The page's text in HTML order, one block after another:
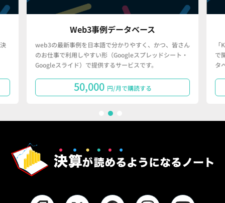
Web3事例データベース
web3の最新事例を日本語で分かりやすく、かつ、皆さん
のお仕事で利用しやすい形（Googleスプレッドシート・
Googleスライド）で提供するサービスです。
50,000 円/月で購読する
で
タ